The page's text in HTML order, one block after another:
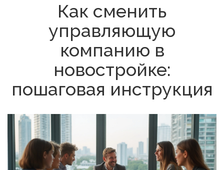
Как сменить
управляющую
компанию в
новостройке:
пошаговая инструкция